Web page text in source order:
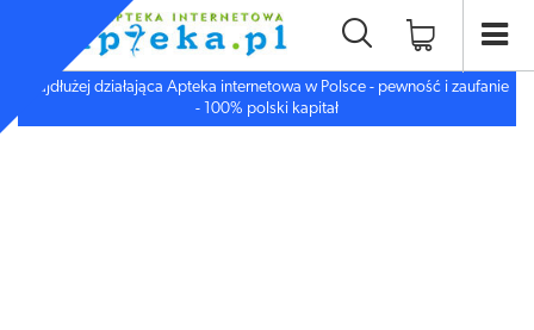
Najdłużej działająca Apteka internetowa w Polsce - pewność i zaufanie
- 100% polski kapitał